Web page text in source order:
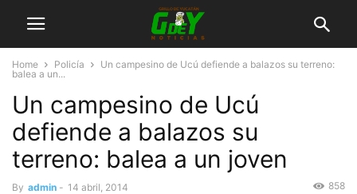
Home Policía
Un campesino de Ucú defiende a balazos su terreno:
balea a un...
Un campesino de Ucú
defiende a balazos su
terreno: balea a un joven
By admin - 14 abril, 2014 858